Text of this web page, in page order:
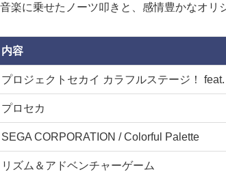
楽に乗せたノーツ叩きと、感情豊かなオリ
内容
プロジェクトセカイ カラフルステージ！ feat.
プロセカ
SEGA CORPORATION / Colorful Palette
リズム＆アドベンチャーゲーム